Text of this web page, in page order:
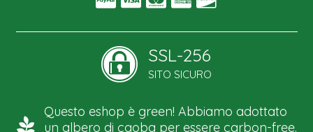
SSL-256
SITO SICURO
Questo eshop è green! Abbiamo adottato
un albero di caoba per essere carbon-free.